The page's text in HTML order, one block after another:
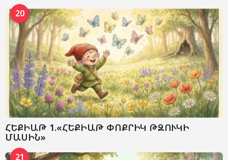
20
ՀԵՔԻԱԹ 1.«ՀԵՔԻԱԹ ՓՈՔՐԻԿ ԹԶՈՒԿԻ
ՄԱՍԻՆ»
21